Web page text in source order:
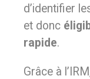
d’identifier
et donc
rapide.
Grâce à